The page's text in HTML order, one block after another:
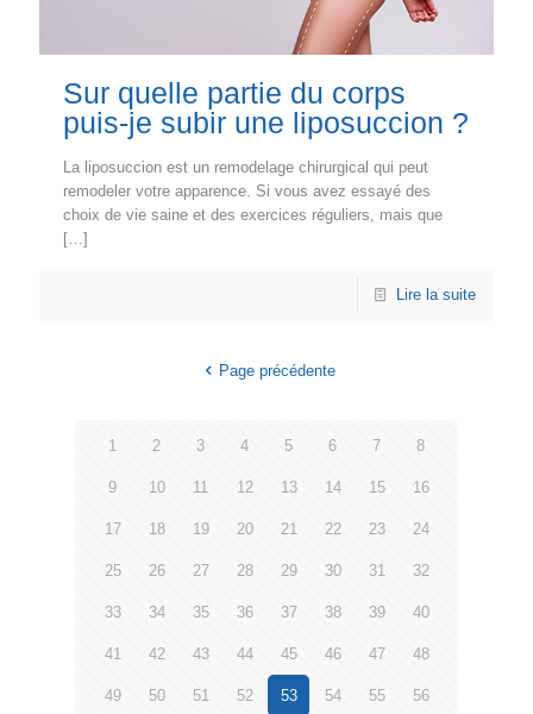
Sur quelle partie du corps
puis-je subir une liposuccion ?
La liposuccion est un remodelage chirurgical qui peut
remodeler votre apparence. Si vous avez essayé des
choix de vie saine et des exercices réguliers, mais que
[…]
Lire la suite
Page précédente
1 2 3 4 5 6 7 8
9 10 11 12 13 14 15 16
17 18 19 20 21 22 23 24
25 26 27 28 29 30 31 32
33 34 35 36 37 38 39 40
41 42 43 44 45 46 47 48
49 50 51 52 53 54 55 56